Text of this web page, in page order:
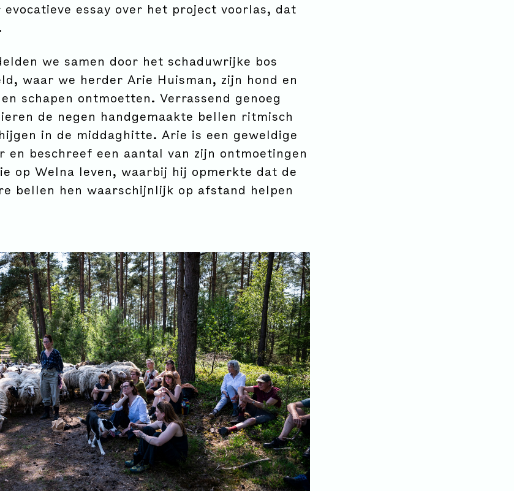
evocatieve essay over het project voorlas, dat
we samen door het schaduwrijke bos
waar we herder Arie Huisman, zijn hond en
schapen ontmoetten. Verrassend genoeg
de negen handgemaakte bellen ritmisch
in de middaghitte. Arie is een geweldige
en beschreef een aantal van zijn ontmoetingen
op Welna leven, waarbij hij opmerkte dat de
bellen hen waarschijnlijk op afstand helpen